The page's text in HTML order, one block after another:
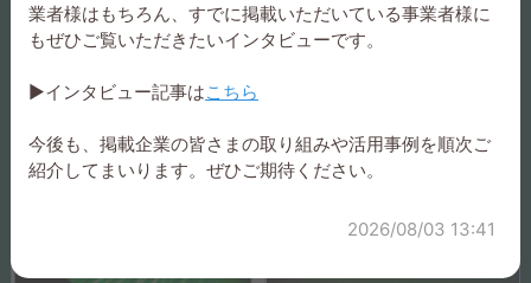
TIGER パラコード製作キッ
ト ショルダーストラップ
TIGER パラコード５
Mx4mm
業者様はもちろん、すでに掲載いただいている事業者様に
もぜひご覧いただきたいインタビューです。
▶インタビュー記事はこちら
今後も、掲載企業の皆さまの取り組みや活用事例を順次ご
紹介してまいります。ぜひご期待ください。
2026/08/03 13:41